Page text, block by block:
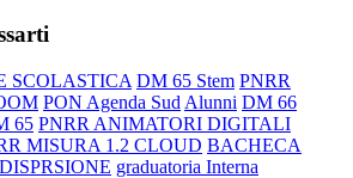
SCOLASTICA DM 65 Stem PNRR
PON Agenda Sud Alunni DM 66
65 PNRR ANIMATORI DIGITALI
MISURA 1.2 CLOUD BACHECA
graduatoria Interna